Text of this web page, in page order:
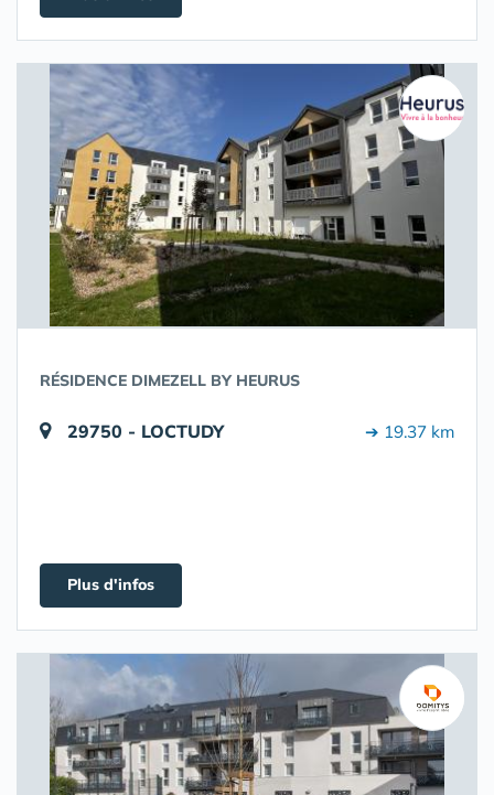
RÉSIDENCE DIMEZELL BY HEURUS
29750 - LOCTUDY ➔ 19.37 km
Plus d'infos